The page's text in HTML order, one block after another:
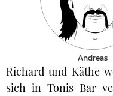
Andreas
Richard und Käthe
sich in Tonis Bar